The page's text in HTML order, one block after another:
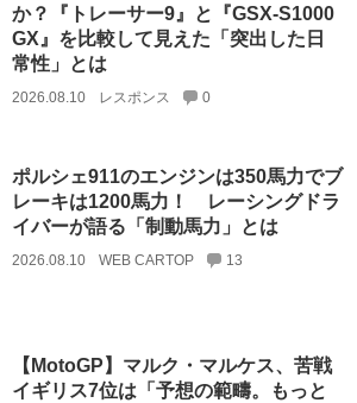
か？『トレーサー9』と『GSX-S1000
GX』を比較して見えた「突出した日
常性」とは
2026.08.10 レスポンス 0
ポルシェ911のエンジンは350馬力でブ
レーキは1200馬力！ レーシングドラ
イバーが語る「制動馬力」とは
2026.08.10 WEB CARTOP 13
【MotoGP】マルク・マルケス、苦戦
イギリス7位は「予想の範疇。もっと